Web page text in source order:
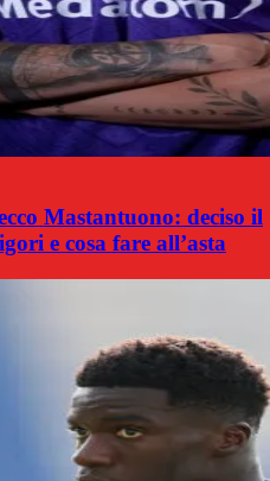
Mastantuono: deciso il
e cosa fare all’asta